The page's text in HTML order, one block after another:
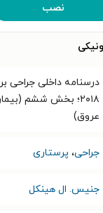
نصب
درسنامه داخلی جراحی
۲۰۱۸؛ بخش ششم
عروق)
جراحی، پرستاری
جنیس. ال هینکل